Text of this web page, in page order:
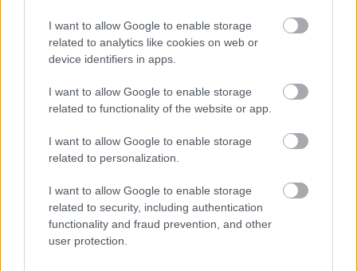
I want to allow Google to enable storage
related to analytics like cookies on web or
device identifiers in apps.
I want to allow Google to enable storage
related to functionality of the website or app.
I want to allow Google to enable storage
related to personalization.
I want to allow Google to enable storage
related to security, including authentication
functionality and fraud prevention, and other
user protection.
III. L1 Tánc Fesztivál
szinhazhu•2004. január 20.